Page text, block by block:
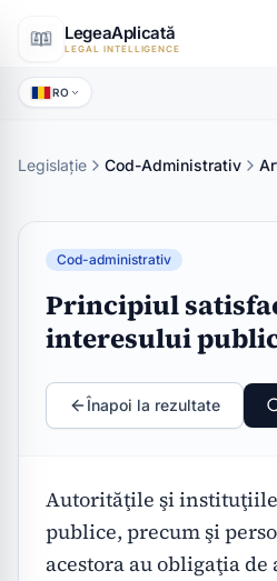
LegeaAplicată
LEGAL INTELLIGENCE
RO
Legislație Cod-Administrativ
Cod-administrativ
Principiul
interesului
Înapoi la rezultate
Autorităţile şi
publice, precum şi
acestora au obligaţia